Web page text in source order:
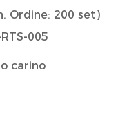
Ordine: 200 set)
005
carino